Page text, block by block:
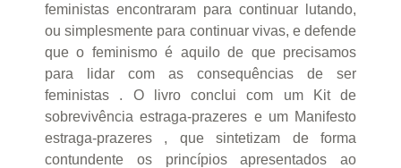
feministas encontraram para continuar lutando,
ou simplesmente para continuar vivas, e defende
que o feminismo é aquilo de que precisamos
para lidar com as consequências de ser
feministas . O livro conclui com um Kit de
sobrevivência estraga-prazeres e um Manifesto
estraga-prazeres , que sintetizam de forma
contundente os princípios apresentados ao